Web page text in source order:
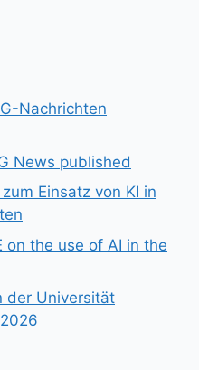
Nachrichten
News published
Einsatz von KI in
on the use of AI in the
der Universität